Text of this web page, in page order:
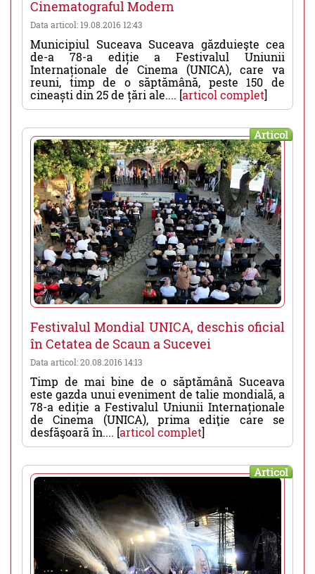
Cinematograful Modern
Data articol: 19.08.2016 12:43
Municipiul Suceava Suceava găzduieşte cea
de-a 78-a ediție a Festivalul Uniunii
Internaționale de Cinema (UNICA), care va
reuni, timp de o săptămână, peste 150 de
cineaști din 25 de țări ale.... [articol complet]
Articol
Festivalul Mondial UNICA, deschis oficial
în Cetatea de Scaun a Sucevei
Data articol: 20.08.2016 14:13
Timp de mai bine de o săptămână Suceava
este gazda unui eveniment de talie mondială, a
78-a ediție a Festivalul Uniunii Internaționale
de Cinema (UNICA), prima ediţie care se
desfăşoară în.... [articol complet]
Articol